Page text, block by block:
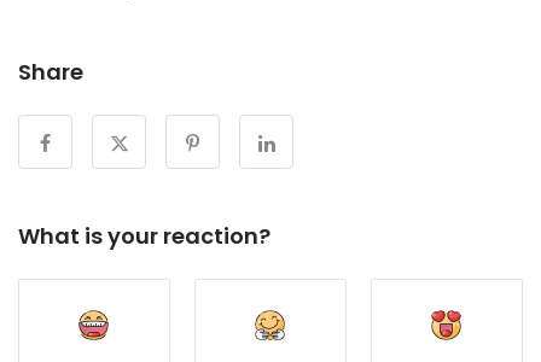
Share
What is your reaction?